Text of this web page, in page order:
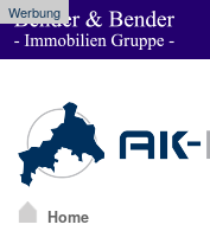
Werbung
Home